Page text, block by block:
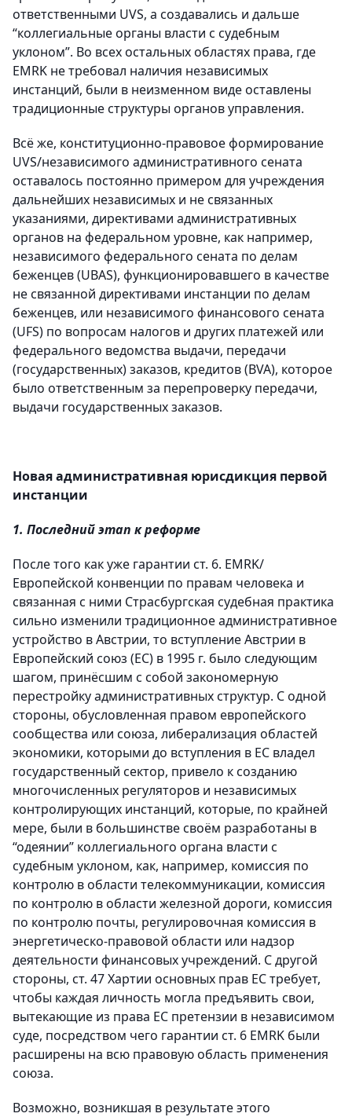
ответственными UVS, а создавались и дальше
“коллегиальные органы власти с судебным
уклоном”. Во всех остальных областях права, где
EMRK не требовал наличия независимых
инстанций, были в неизменном виде оставлены
традиционные структуры органов управления.
Всё же, конституционно-правовое формирование
UVS/независимого административного сената
оставалось постоянно примером для учреждения
дальнейших независимых и не связанных
указаниями, директивами административных
органов на федеральном уровне, как например,
независимого федерального сената по делам
беженцев (UBAS), функционировавшего в качестве
не связанной директивами инстанции по делам
беженцев, или независимого финансового сената
(UFS) по вопросам налогов и других платежей или
федерального ведомства выдачи, передачи
(государственных) заказов, кредитов (BVA), которое
было ответственным за перепроверку передачи,
выдачи государственных заказов.
Новая административная юрисдикция первой
инстанции
1. Последний этап к реформе
После того как уже гарантии ст. 6. EMRK/
Европейской конвенции по правам человека и
связанная с ними Страсбургская судебная практика
сильно изменили традиционное административное
устройство в Австрии, то вступление Австрии в
Европейский союз (EС) в 1995 г. было следующим
шагом, принёсшим с собой закономерную
перестройку административных структур. С одной
стороны, обусловленная правом европейского
сообщества или союза, либерализация областей
экономики, которыми до вступления в ЕС владел
государственный сектор, привело к созданию
многочисленных регуляторов и независимых
контролирующих инстанций, которые, по крайней
мере, были в большинстве своём разработаны в
“одеянии” коллегиального органа власти с
судебным уклоном, как, например, комиссия по
контролю в области телекоммуникации, комиссия
по контролю в области железной дороги, комиссия
по контролю почты, регулировочная комиссия в
энергетическо-правовой области или надзор
деятельности финансовых учреждений. С другой
стороны, ст. 47 Хартии основных прав ЕС требует,
чтобы каждая личность могла предъявить свои,
вытекающие из права ЕС претензии в независимом
суде, посредством чего гарантии ст. 6 EMRK были
расширены на всю правовую область применения
союза.
Возможно, возникшая в результате этого